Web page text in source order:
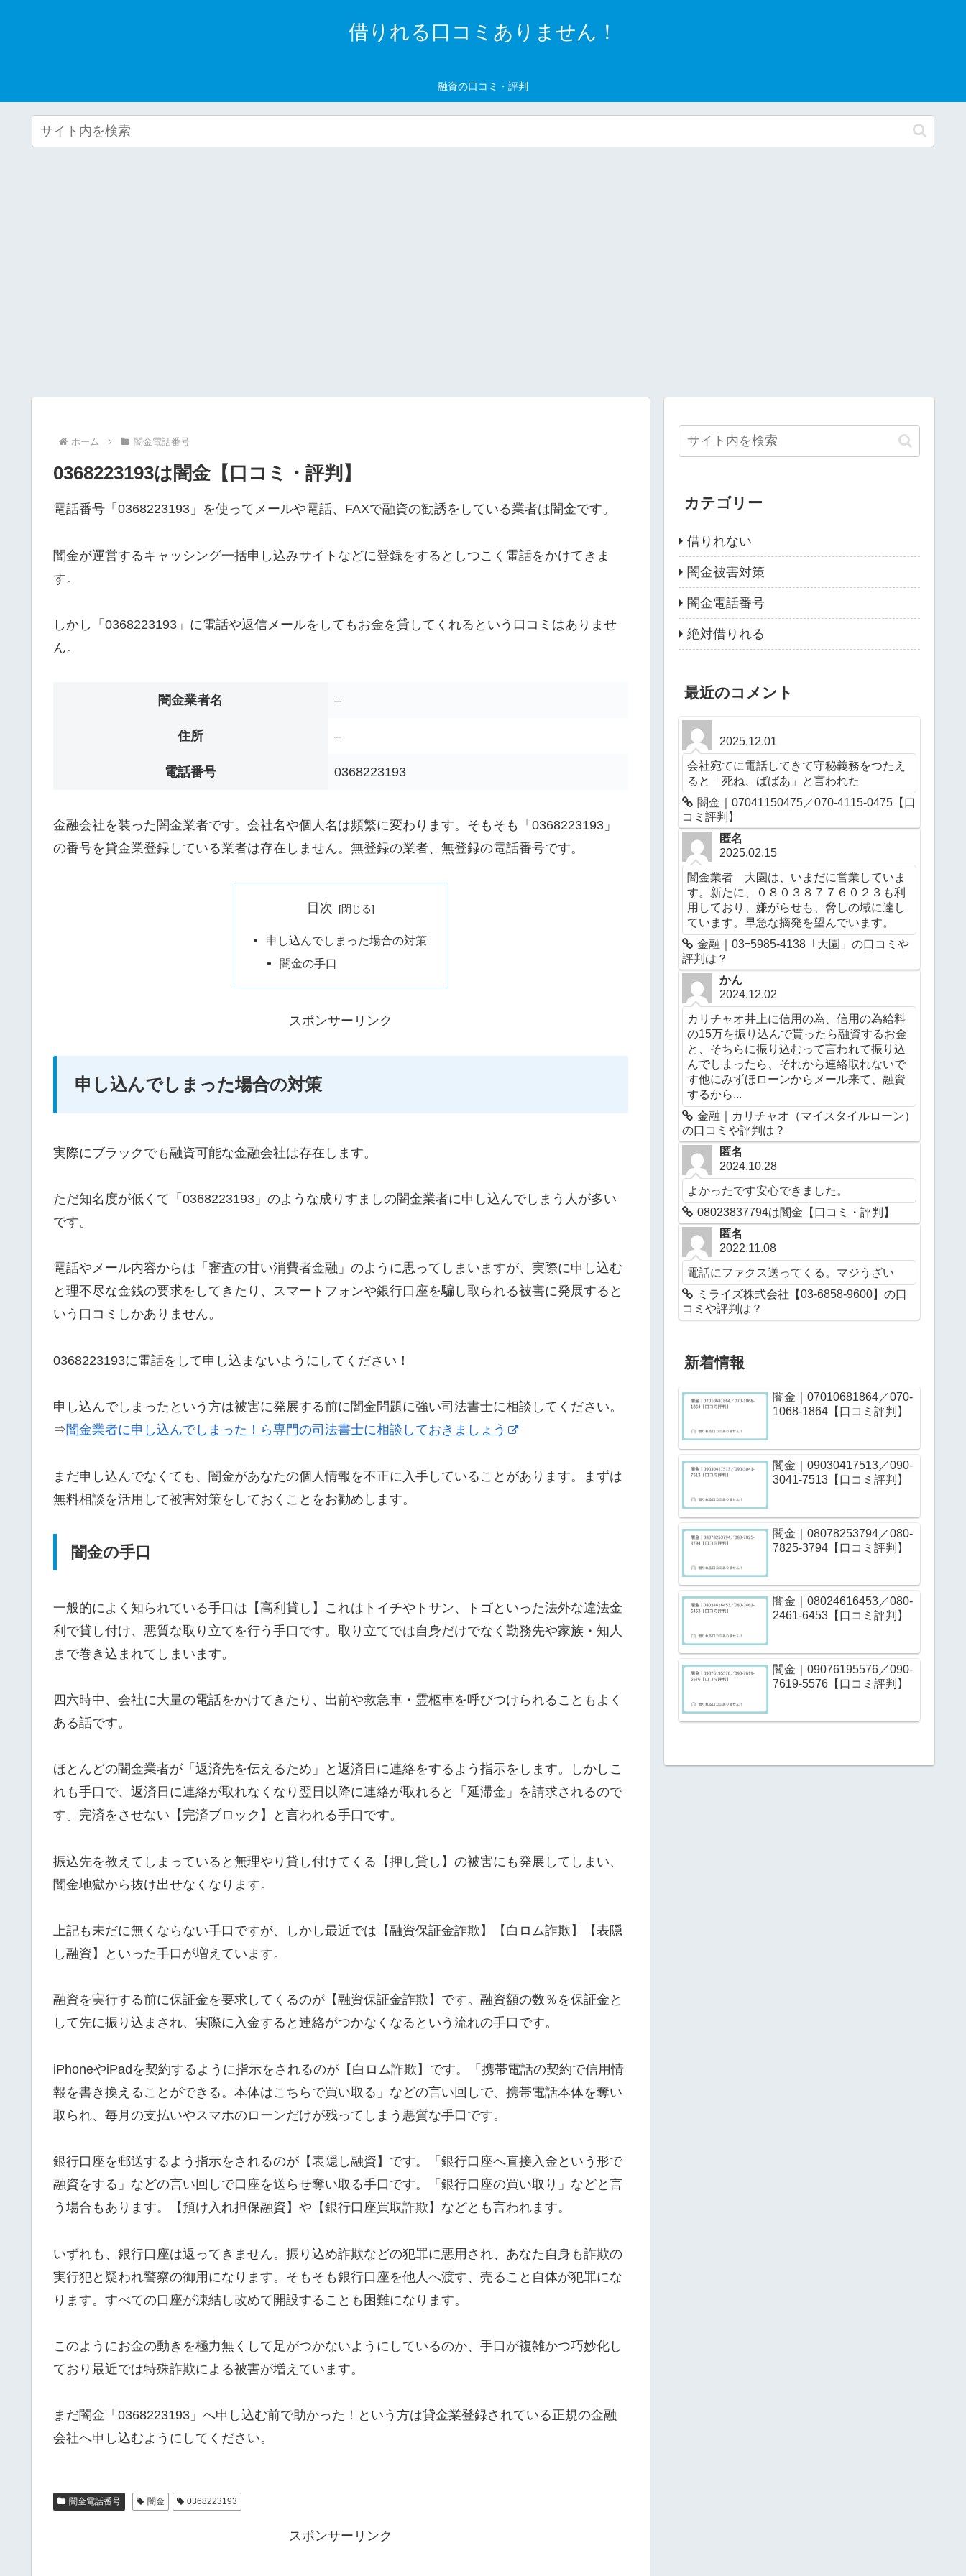
借りれる口コミありません！
融資の口コミ・評判
ホーム 闇金電話番号
0368223193は闇金【口コミ・評判】
電話番号「0368223193」を使ってメールや電話、FAXで融資の勧誘をしている業者は闇金です。
闇金が運営するキャッシング一括申し込みサイトなどに登録をするとしつこく電話をかけてきま
す。
しかし「0368223193」に電話や返信メールをしてもお金を貸してくれるという口コミはありませ
ん。
闇金業者名 –
住所 –
電話番号 0368223193
金融会社を装った闇金業者です。会社名や個人名は頻繁に変わります。そもそも「0368223193」
の番号を貸金業登録している業者は存在しません。無登録の業者、無登録の電話番号です。
目次
申し込んでしまった場合の対策
闇金の手口
スポンサーリンク
申し込んでしまった場合の対策
実際にブラックでも融資可能な金融会社は存在します。
ただ知名度が低くて「0368223193」のような成りすましの闇金業者に申し込んでしまう人が多い
です。
電話やメール内容からは「審査の甘い消費者金融」のように思ってしまいますが、実際に申し込む
と理不尽な金銭の要求をしてきたり、スマートフォンや銀行口座を騙し取られる被害に発展すると
いう口コミしかありません。
0368223193に電話をして申し込まないようにしてください！
申し込んでしまったという方は被害に発展する前に闇金問題に強い司法書士に相談してください。
⇒闇金業者に申し込んでしまった！ら専門の司法書士に相談しておきましょう
まだ申し込んでなくても、闇金があなたの個人情報を不正に入手していることがあります。まずは
無料相談を活用して被害対策をしておくことをお勧めします。
闇金の手口
一般的によく知られている手口は【高利貸し】これはトイチやトサン、トゴといった法外な違法金
利で貸し付け、悪質な取り立てを行う手口です。取り立てでは自身だけでなく勤務先や家族・知人
まで巻き込まれてしまいます。
四六時中、会社に大量の電話をかけてきたり、出前や救急車・霊柩車を呼びつけられることもよく
ある話です。
ほとんどの闇金業者が「返済先を伝えるため」と返済日に連絡をするよう指示をします。しかしこ
れも手口で、返済日に連絡が取れなくなり翌日以降に連絡が取れると「延滞金」を請求されるので
す。完済をさせない【完済ブロック】と言われる手口です。
振込先を教えてしまっていると無理やり貸し付けてくる【押し貸し】の被害にも発展してしまい、
闇金地獄から抜け出せなくなります。
上記も未だに無くならない手口ですが、しかし最近では【融資保証金詐欺】【白ロム詐欺】【表隠
し融資】といった手口が増えています。
融資を実行する前に保証金を要求してくるのが【融資保証金詐欺】です。融資額の数％を保証金と
して先に振り込まされ、実際に入金すると連絡がつかなくなるという流れの手口です。
iPhoneやiPadを契約するように指示をされるのが【白ロム詐欺】です。「携帯電話の契約で信用情
報を書き換えることができる。本体はこちらで買い取る」などの言い回しで、携帯電話本体を奪い
取られ、毎月の支払いやスマホのローンだけが残ってしまう悪質な手口です。
銀行口座を郵送するよう指示をされるのが【表隠し融資】です。「銀行口座へ直接入金という形で
融資をする」などの言い回しで口座を送らせ奪い取る手口です。「銀行口座の買い取り」などと言
う場合もあります。【預け入れ担保融資】や【銀行口座買取詐欺】などとも言われます。
いずれも、銀行口座は返ってきません。振り込め詐欺などの犯罪に悪用され、あなた自身も詐欺の
実行犯と疑われ警察の御用になります。そもそも銀行口座を他人へ渡す、売ること自体が犯罪にな
ります。すべての口座が凍結し改めて開設することも困難になります。
このようにお金の動きを極力無くして足がつかないようにしているのか、手口が複雑かつ巧妙化し
ており最近では特殊詐欺による被害が増えています。
まだ闇金「0368223193」へ申し込む前で助かった！という方は貸金業登録されている正規の金融
会社へ申し込むようにしてください。
闇金電話番号 闇金 0368223193
スポンサーリンク
カテゴリー
借りれない
闇金被害対策
闇金電話番号
絶対借りれる
最近のコメント
2025.12.01
会社宛てに電話してきて守秘義務をつたえ
ると「死ね、ばばあ」と言われた
闇金｜07041150475／070-4115-0475【口
コミ評判】
匿名
2025.02.15
闇金業者 大園は、いまだに営業していま
す。新たに、０８０３８７７６０２３も利
用しており、嫌がらせも、脅しの域に達し
ています。早急な摘発を望んでいます。
金融｜03ｰ5985-4138「大園」の口コミや
評判は？
かん
2024.12.02
カリチャオ井上に信用の為、信用の為給料
の15万を振り込んで貰ったら融資するお金
と、そちらに振り込むって言われて振り込
んでしまったら、それから連絡取れないで
す他にみずほローンからメール来て、融資
するから...
金融｜カリチャオ（マイスタイルローン）
の口コミや評判は？
匿名
2024.10.28
よかったです安心できました。
08023837794は闇金【口コミ・評判】
匿名
2022.11.08
電話にファクス送ってくる。マジうざい
ミライズ株式会社【03-6858-9600】の口
コミや評判は？
新着情報
闇金｜07010681864／070-
1068-1864【口コミ評判】
闇金｜09030417513／090-
3041-7513【口コミ評判】
闇金｜08078253794／080-
7825-3794【口コミ評判】
闇金｜08024616453／080-
2461-6453【口コミ評判】
闇金｜09076195576／090-
7619-5576【口コミ評判】